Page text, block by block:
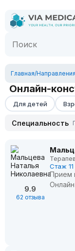
Главная/Направления
Онлайн-
Для детей
Специальность
9.9
62 отзыва
Стаж
Прием
Онлайн